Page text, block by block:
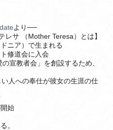
より──
レサ （Mother Teresa）とは】
ニア）で生まれる
修道会に入会
宣教者会」を創設するため、
人への奉仕が彼女の生涯の仕
始
。